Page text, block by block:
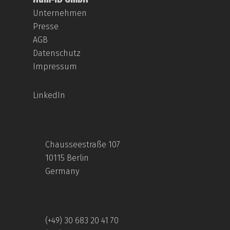
Unternehmen
Presse
AGB
Datenschutz
Impressum
LinkedIn
Chausseestraße 107
10115 Berlin
Germany
(+49) 30 683 20 41 70